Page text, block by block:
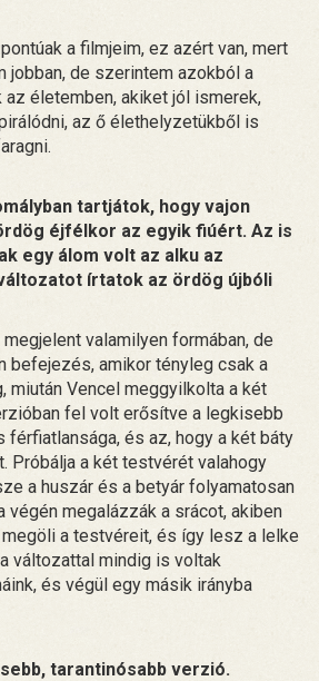
a filmjeim, ez azért van, mert
jobban, de szerintem azokból a
életemben, akiket jól ismerek,
az ő élethelyzetükből is
tartjátok, hogy vajon
éjfélkor az egyik fiúért. Az is
egy álom volt az alku az
írtatok az ördög újbóli
valamilyen formában, de
befejezés, amikor tényleg csak a
miután Vencel meggyilkolta a két
fel volt erősítve a legkisebb
férfiatlansága, és az, hogy a két báty
Próbálja a két testvérét valahogy
a huszár és a betyár folyamatosan
végén megalázzák a srácot, akiben
a testvéreit, és így lesz a lelke
változattal mindig is voltak
és végül egy másik irányba
tarantinósabb verzió.